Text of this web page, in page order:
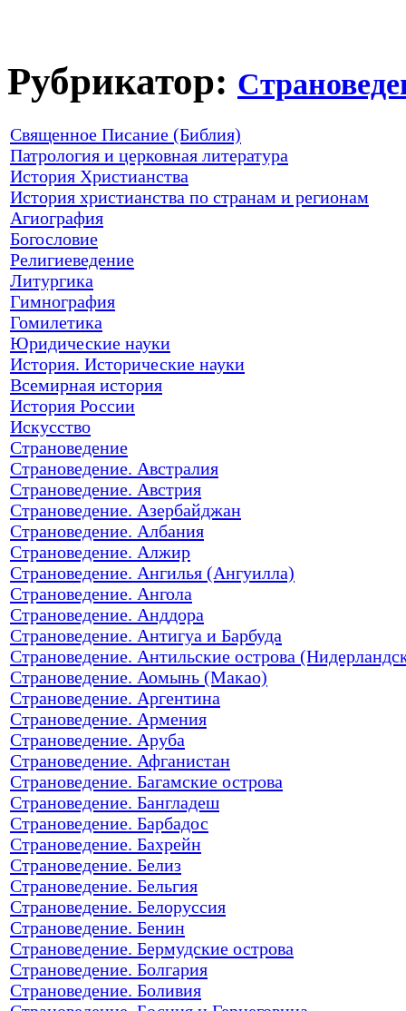
Рубрикатор:
Священное Писание (Библия)
Патрология и церковная литература
История Христианства
История христианства по странам и регионам
Агиография
Богословие
Религиеведение
Литургика
Гимнография
Гомилетика
Юридические науки
История. Исторические науки
Всемирная история
История России
Искусство
Страноведение
Страноведение. Австралия
Страноведение. Австрия
Страноведение. Азербайджан
Страноведение. Албания
Страноведение. Алжир
Страноведение. Ангилья (Ангуилла)
Страноведение. Ангола
Страноведение. Анддора
Страноведение. Антигуа и Барбуда
Страноведение. Антильские острова
Страноведение. Аомынь (Макао)
Страноведение. Аргентина
Страноведение. Армения
Страноведение. Аруба
Страноведение. Афганистан
Страноведение. Багамские острова
Страноведение. Бангладеш
Страноведение. Барбадос
Страноведение. Бахрейн
Страноведение. Белиз
Страноведение. Бельгия
Страноведение. Белоруссия
Страноведение. Бенин
Страноведение. Бермудские острова
Страноведение. Болгария
Страноведение. Боливия